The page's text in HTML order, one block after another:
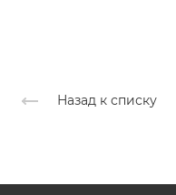
Назад к списку